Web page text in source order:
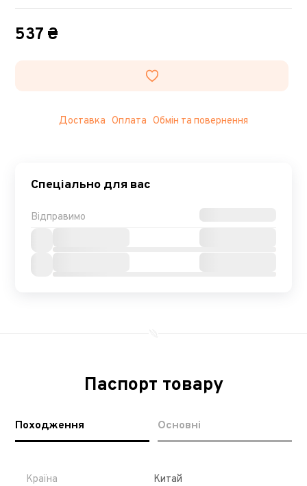
537 ₴
Доставка Оплата Обмін та повернення
Спеціально для вас
Відправимо
Паспорт товару
Походження Основні
Країна Китай